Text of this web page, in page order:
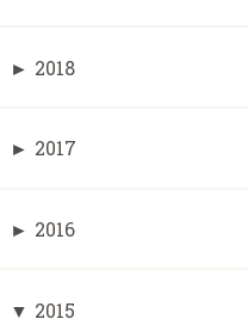
► 2018
► 2017
► 2016
▼ 2015